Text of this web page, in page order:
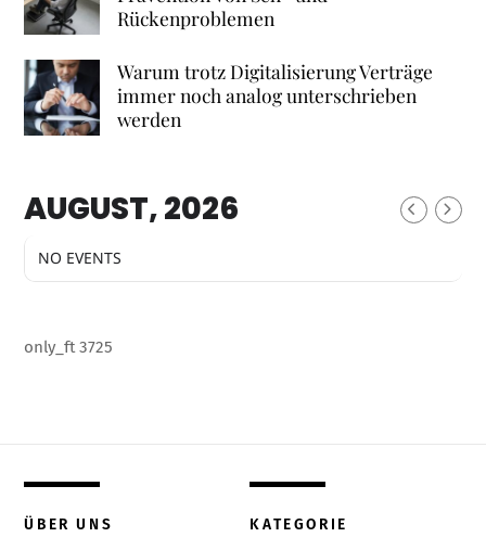
Rückenproblemen
Warum trotz Digitalisierung Verträge
immer noch analog unterschrieben
werden
AUGUST, 2026
NO EVENTS
only_ft 3725
ÜBER UNS KATEGORIE